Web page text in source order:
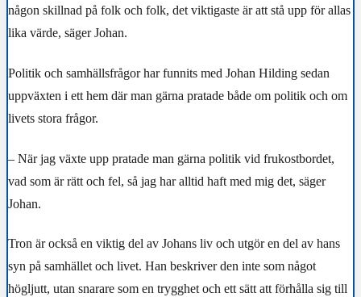
någon skillnad på folk och folk, det viktigaste är att stå upp för allas
lika värde, säger Johan.
Politik och samhällsfrågor har funnits med Johan Hilding sedan
uppväxten i ett hem där man gärna pratade både om politik och om
livets stora frågor.
– När jag växte upp pratade man gärna politik vid frukostbordet,
vad som är rätt och fel, så jag har alltid haft med mig det, säger
Johan.
Tron är också en viktig del av Johans liv och utgör en del av hans
syn på samhället och livet. Han beskriver den inte som något
högljutt, utan snarare som en trygghet och ett sätt att förhålla sig till